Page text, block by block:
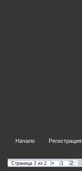
Начало Регистрация
Страница 2 из 2 « 1 2